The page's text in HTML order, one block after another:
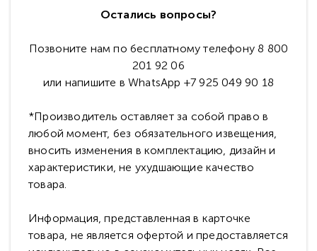
Остались вопросы?
Позвоните нам по бесплатному телефону 8 800
201 92 06
или напишите в WhatsApp +7 925 049 90 18
*Производитель оставляет за собой право в
любой момент, без обязательного извещения,
вносить изменения в комплектацию, дизайн и
характеристики, не ухудшающие качество
товара.
Информация, представленная в карточке
товара, не является офертой и предоставляется